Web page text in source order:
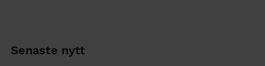
Senaste nytt